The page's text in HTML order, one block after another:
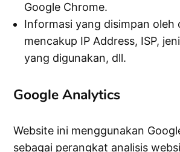
Google Chrome.
Informasi yang disimpan oleh
mencakup IP Address, ISP,
yang digunakan, dll.
Google Analytics
Website ini menggunakan
sebagai perangkat analisis